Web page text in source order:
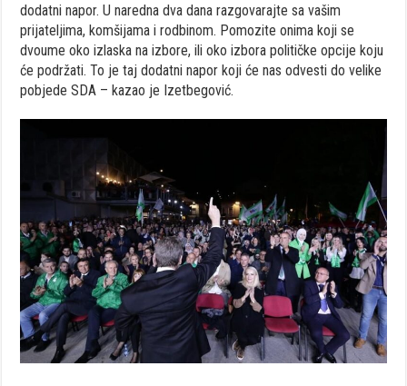
dodatni napor. U naredna dva dana razgovarajte sa vašim
prijateljima, komšijama i rodbinom. Pomozite onima koji se
dvoume oko izlaska na izbore, ili oko izbora političke opcije koju
će podržati. To je taj dodatni napor koji će nas odvesti do velike
pobjede SDA – kazao je Izetbegović.